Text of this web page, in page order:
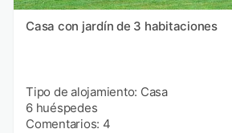
Casa con jardín de 3 habitaciones
Tipo de alojamiento: Casa
6 huéspedes
Comentarios: 4